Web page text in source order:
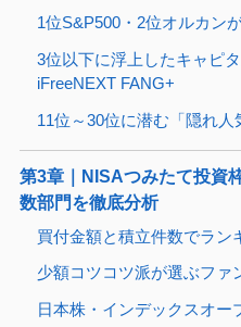
1位S&P500・2位オルカン
3位以下に浮上したキャピ
iFreeNEXT FANG+
11位～30位に潜む「隠れ
第3章｜NISAつみたて投資
数部門を徹底分析
買付金額と積立件数でラン
少額コツコツ派が選ぶファ
日本株・インデックスオー